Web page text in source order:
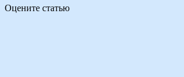
Оцените статью